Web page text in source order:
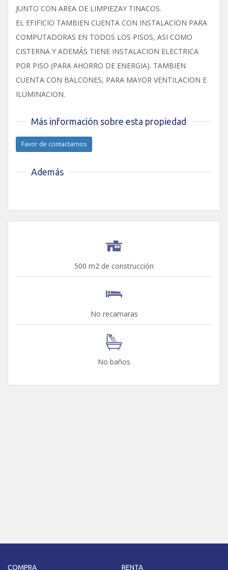
JUNTO CON AREA DE LIMPIEZAY TINACOS.
EL EFIFICIO TAMBIEN CUENTA CON INSTALACION PARA
COMPUTADORAS EN TODOS LOS PISOS, ASI COMO
CISTERNA Y ADEMÁS TIENE INSTALACION ELECTRICA
POR PISO (PARA AHORRO DE ENERGIA). TAMBIEN
CUENTA CON BALCONES, PARA MAYOR VENTILACION E
ILUMINACION.
Más información sobre esta propiedad
Favor de contactarnos
Además
500 m2 de construcción
No recamaras
No baños
COMPRA RENTA